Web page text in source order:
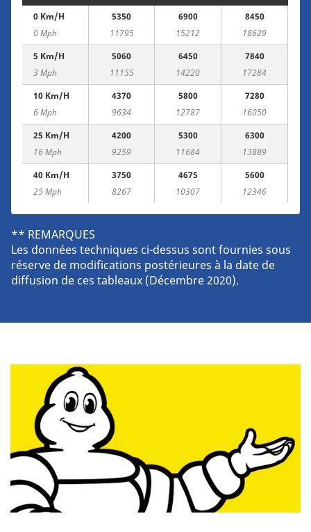
0 Km/h
0 Mph
5350
11795
6900
15212
8450
18629
5 Km/h
3 Mph
5060
11155
6450
14220
7840
17284
10 Km/h
6 Mph
4370
9634
5800
12787
7280
16050
25 Km/h
16 Mph
4200
9259
5300
11684
6300
13889
40 Km/h
25 Mph
3750
8267
4675
10307
5600
12346
** REMARQUES
Les données techniques ci-dessus sont fournies sous
réserve de modifications postérieures à la date de
diffusion de ces tableaux (Décembre 2020).